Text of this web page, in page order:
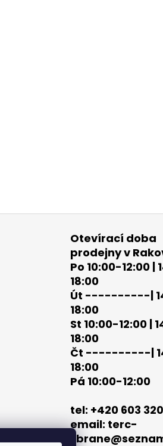
Otevírací doba
prodejny v
Po 10:00-12:00 |
18:00
Út ----------|
18:00
St 10:00-12:00 |
18:00
Čt ----------|
18:00
Pá 10:00-12:00
tel: +420 603
email: terc-